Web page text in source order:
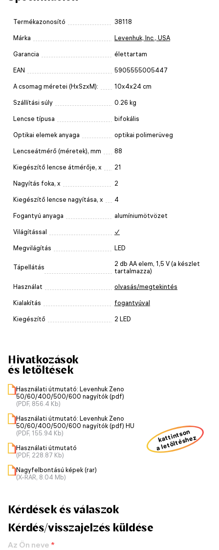
Termékazonosító 38118
Márka Levenhuk, Inc., USA
Garancia élettartam
EAN 5905555005447
A csomag méretei (HxSzxM): 10x4x24 cm
Szállítási súly 0.26 kg
Lencse típusa bifokális
Optikai elemek anyaga optikai polimerüveg
Lencseátmérő (méretek), mm 88
Kiegészítő lencse átmérője, x 21
Nagyítás foka, x 2
Kiegészítő lencse nagyítása, x 4
Fogantyú anyaga alumíniumötvözet
Világítással ✓
Megvilágítás LED
Tápellátás
2 db AA elem, 1,5 V (a készlet
tartalmazza)
Használat olvasás/megtekintés
Kialakítás fogantyúval
Kiegészítő 2 LED
Hivatkozások
és letöltések
Használati útmutató: Levenhuk Zeno
50/60/400/500/600 nagyítók (pdf)
(PDF, 856.4 Kb)
Használati útmutató: Levenhuk Zeno
50/60/400/500/600 nagyítók (pdf) HU
(PDF, 155.94 Kb)
Használati útmutató
(PDF, 228.87 Kb)
Nagyfelbontású képek (rar)
(X-RAR, 8.04 Mb)
kattintson
a letöltéshez
Kérdések és válaszok
Kérdés/visszajelzés küldése
Az Ön neve *